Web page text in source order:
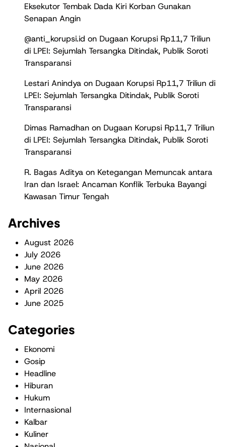
Eksekutor Tembak Dada Kiri Korban Gunakan
Senapan Angin
@anti_korupsi.id on Dugaan Korupsi Rp11,7 Triliun
di LPEI: Sejumlah Tersangka Ditindak, Publik Soroti
Transparansi
Lestari Anindya on Dugaan Korupsi Rp11,7 Triliun di
LPEI: Sejumlah Tersangka Ditindak, Publik Soroti
Transparansi
Dimas Ramadhan on Dugaan Korupsi Rp11,7 Triliun
di LPEI: Sejumlah Tersangka Ditindak, Publik Soroti
Transparansi
R. Bagas Aditya on Ketegangan Memuncak antara
Iran dan Israel: Ancaman Konflik Terbuka Bayangi
Kawasan Timur Tengah
Archives
August 2026
July 2026
June 2026
May 2026
April 2026
June 2025
Categories
Ekonomi
Gosip
Headline
Hiburan
Hukum
Internasional
Kalbar
Kuliner